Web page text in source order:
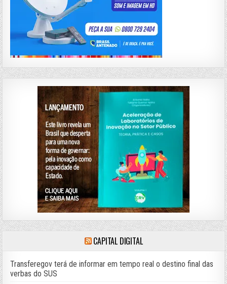
CAPITAL DIGITAL
Transferegov terá de informar em tempo real o destino final das
verbas do SUS